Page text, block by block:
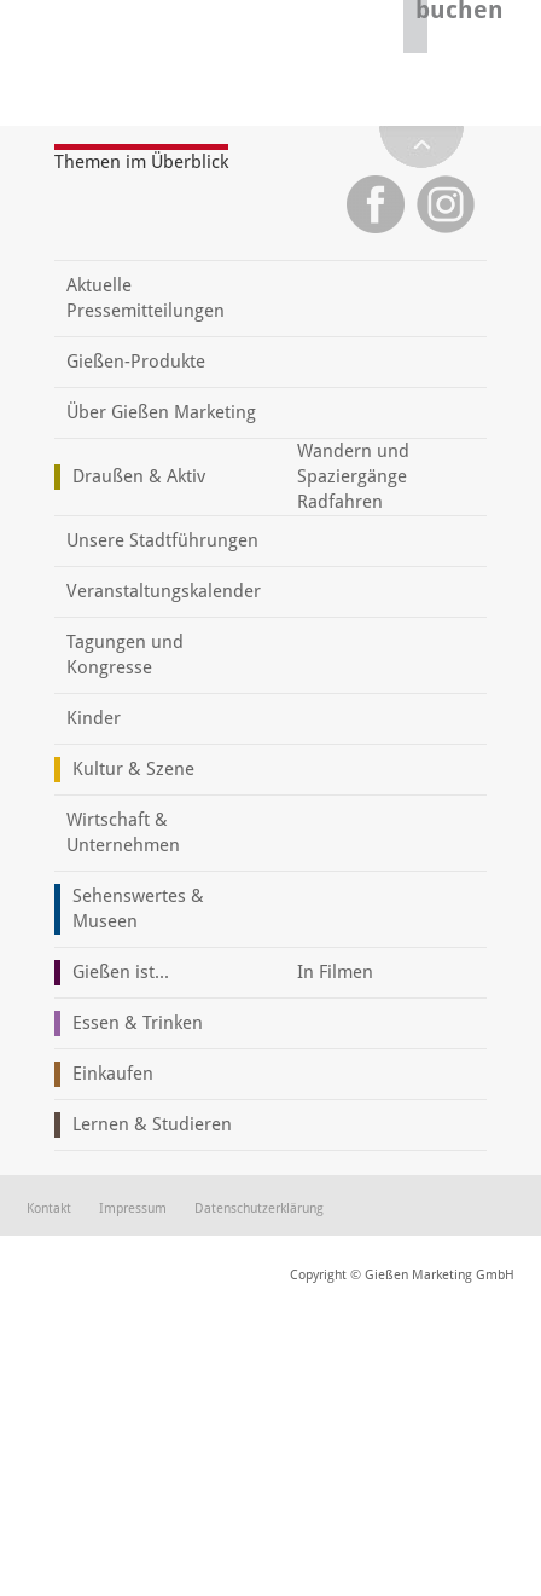
buchen
Themen im Überblick
Aktuelle
Pressemitteilungen
Gießen-Produkte
Über Gießen Marketing
Draußen & Aktiv
Wandern und
Spaziergänge
Radfahren
Unsere Stadtführungen
Veranstaltungskalender
Tagungen und
Kongresse
Kinder
Kultur & Szene
Wirtschaft &
Unternehmen
Sehenswertes &
Museen
Gießen ist... In Filmen
Essen & Trinken
Einkaufen
Lernen & Studieren
Kontakt Impressum Datenschutzerklärung
Copyright © Gießen Marketing GmbH